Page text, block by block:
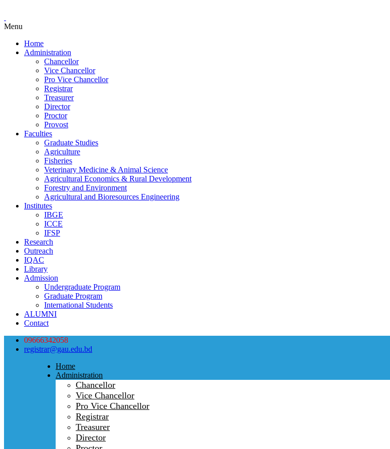
Menu
Home
Administration
Chancellor
Vice Chancellor
Pro Vice Chancellor
Registrar
Treasurer
Director
Proctor
Provost
Faculties
Graduate Studies
Agriculture
Fisheries
Veterinary Medicine & Animal Science
Agricultural Economics & Rural Development
Forestry and Environment
Agricultural and Bioresources Engineering
Institutes
IBGE
ICCE
IFSP
Research
Outreach
IQAC
Library
Admission
Undergraduate Program
Graduate Program
International Students
ALUMNI
Contact
09666342058
registrar@gau.edu.bd
Home
Administration
Chancellor
Vice Chancellor
Pro Vice Chancellor
Registrar
Treasurer
Director